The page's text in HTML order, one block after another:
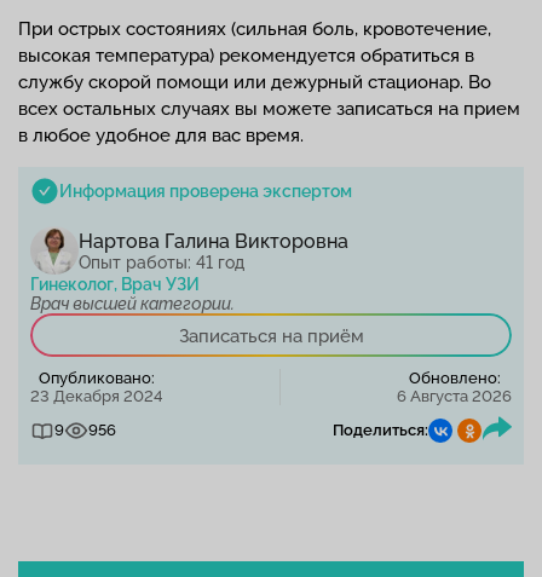
При острых состояниях (сильная боль, кровотечение,
высокая температура) рекомендуется обратиться в
службу скорой помощи или дежурный стационар. Во
всех остальных случаях вы можете записаться на прием
в любое удобное для вас время.
Информация проверена экспертом
Нартова Галина Викторовна
Опыт работы: 41 год
Гинеколог, Врач УЗИ
Врач высшей категории.
Записаться на приём
Опубликовано:
23 Декабря 2024
Обновлено:
6 Августа 2026
9
956 Поделиться: